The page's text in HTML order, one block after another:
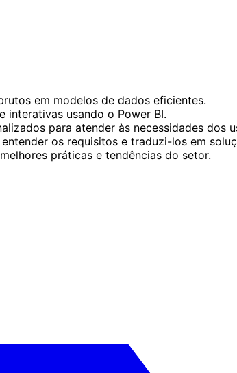
em modelos de dados eficientes.
interativas usando o Power BI.
para atender às necessidades dos
os requisitos e traduzi-los em
práticas e tendências do setor.